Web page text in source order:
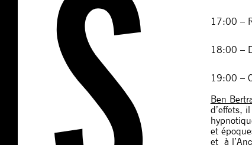
17:00 –
18:00 –
19:00 –
Ben
d’effets,
et
et à